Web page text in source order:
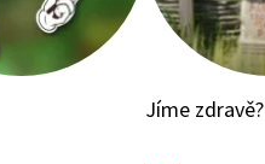
Jíme zdravě?